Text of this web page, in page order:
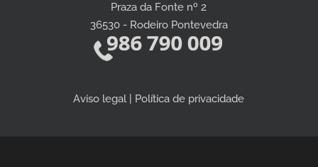
Praza da Fonte nº 2
36530 - Rodeiro Pontevedra
Aviso legal | Política de privacidade